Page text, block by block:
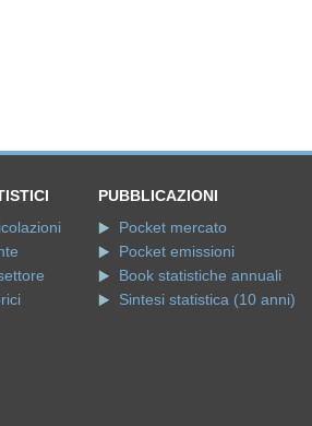
PUBBLICAZIONI
Pocket mercato
Pocket emissioni
Book statistiche annuali
Sintesi statistica (10 anni)